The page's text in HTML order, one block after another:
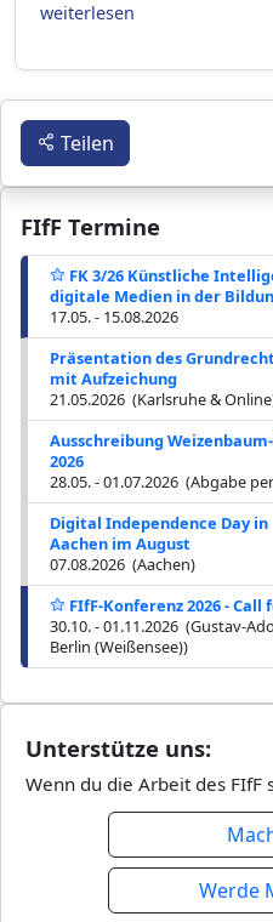
weiterlesen
FIfF Termine
FK 3/26 Künstliche
digitale Medien in der
17.05. - 15.08.2026
Präsentation des
mit Aufzeichung
21.05.2026 (Karlsruhe &
Ausschreibung
2026
28.05. - 01.07.2026 (Abgabe
Digital Independence Day in
Aachen im August
07.08.2026 (Aachen)
FIfF-Konferenz 2026 -
30.10. - 01.11.2026 (Gustav-
Berlin (Weißensee))
Unterstütze uns:
Wenn du die Arbeit des FIfF
Werde
Teilen